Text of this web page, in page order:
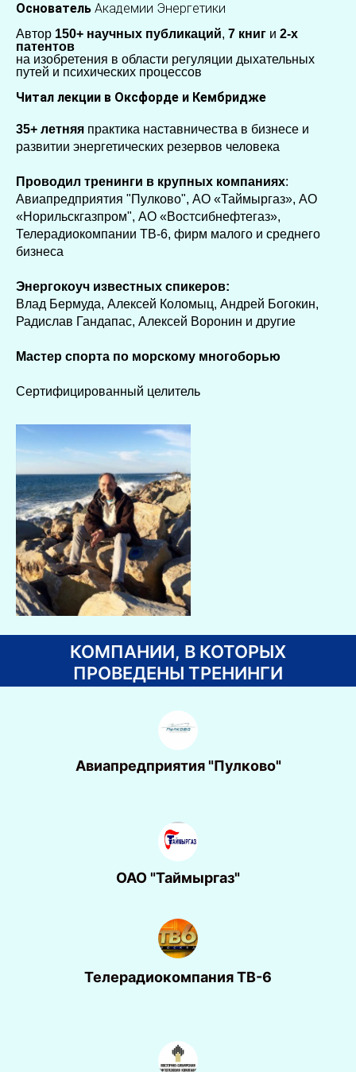
Основатель Академии Энергетики
Автор 150+ научных публикаций, 7 книг и 2-х
патентов
на изобретения в области регуляции дыхательных
путей и психических процессов
Читал лекции в Оксфорде и Кембридже
35+ летняя практика наставничества в бизнесе и
развитии энергетических резервов человека
Проводил тренинги в крупных компаниях:
Авиапредприятия "Пулково", АО «Таймыргаз», АО
«Норильскгазпром", АО «Востсибнефтегаз»,
Телерадиокомпании ТВ-6, фирм малого и среднего
бизнеса
Энергокоуч известных спикеров:
Влад Бермуда, Алексей Коломыц, Андрей Богокин,
Радислав Гандапас, Алексей Воронин и другие
Мастер спорта по морскому многоборью
Сертифицированный целитель
КОМПАНИИ, В КОТОРЫХ
ПРОВЕДЕНЫ ТРЕНИНГИ
Авиапредприятия "Пулково"
ОАО "Таймыргаз"
Телерадиокомпания ТВ-6